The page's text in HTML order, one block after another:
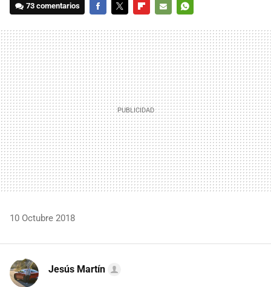
73 comentarios
MAIL
10 Octubre 2018
Jesús Martín